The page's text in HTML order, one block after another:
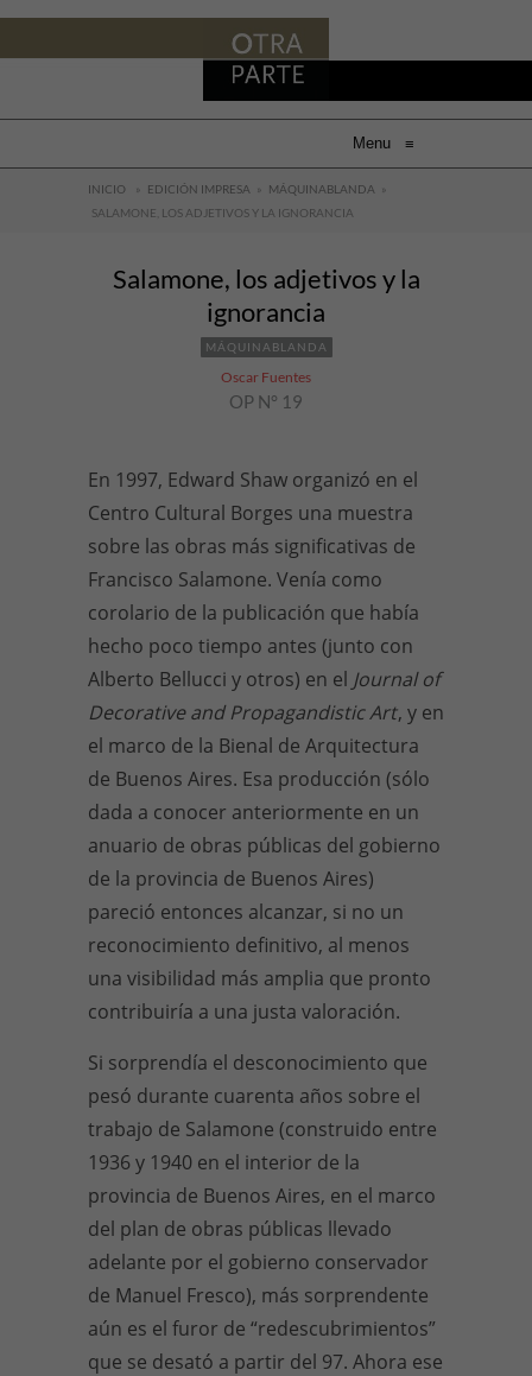
Menu ≡
INICIO » EDICIÓN IMPRESA » MÁQUINABLANDA »
SALAMONE, LOS ADJETIVOS Y LA IGNORANCIA
Salamone, los adjetivos y la
ignorancia
MÁQUINABLANDA
Oscar Fuentes
OP N° 19
En 1997, Edward Shaw organizó en el
Centro Cultural Borges una muestra
sobre las obras más significativas de
Francisco Salamone. Venía como
corolario de la publicación que había
hecho poco tiempo antes (junto con
Alberto Bellucci y otros) en el Journal of
Decorative and Propagandistic Art, y en
el marco de la Bienal de Arquitectura
de Buenos Aires. Esa producción (sólo
dada a conocer anteriormente en un
anuario de obras públicas del gobierno
de la provincia de Buenos Aires)
pareció entonces alcanzar, si no un
reconocimiento definitivo, al menos
una visibilidad más amplia que pronto
contribuiría a una justa valoración.
Si sorprendía el desconocimiento que
pesó durante cuarenta años sobre el
trabajo de Salamone (construido entre
1936 y 1940 en el interior de la
provincia de Buenos Aires, en el marco
del plan de obras públicas llevado
adelante por el gobierno conservador
de Manuel Fresco), más sorprendente
aún es el furor de “redescubrimientos”
que se desató a partir del 97. Ahora ese